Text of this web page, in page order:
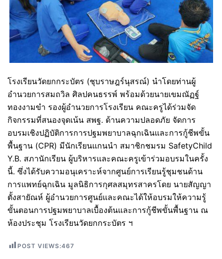
โรงเรียนวัดยกกระบัตร (ชุบราษฎร์นุสรณ์) นำโดยท่านผู้
อำนวยการสมถวิล ศิลปคนธรรพ์ พร้อมด้วยนายเขมณัฏฐ์
ทองงามขำ รองผู้อำนวยการโรงเรียน คณะครูได้ร่วมจัด
กิจกรรมที่สนองจุดเน้น สพฐ. ด้านความปลอดภัย จัดการ
อบรมเชิงปฏิบัติการการปฐมพยาบาลฉุกเฉินและการกู้ชีพขั้น
พื้นฐาน (CPR) มีนักเรียนแกนนำ สมาชิกชมรม SafetyChild
Y.B. สภานักเรียน ผู้บริหารและคณะครูเข้าร่วมอบรมในครั้ง
นี้. ซึ่งได้รับความอนุเคราะห์จากศูนย์การเรียนรู้ชุมชนด้าน
การแพทย์ฉุกเฉิน มูลนิธิการกุศลสมุทรสาครโดย นายสัญญา
ตั้งสายัณห์ ผู้อำนวยการศูนย์และคณะได้ให้อบรมให้ความรู้
ขั้นตอนการปฐมพยาบาลเบื้องต้นและการกู้ชีพขั้นพื้นฐาน ณ
ห้องประชุม โรงเรียนวัดยกกระบัตร ฯ
POST VIEWS:467